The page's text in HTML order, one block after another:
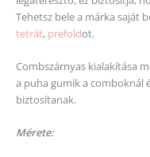
Tehetsz bele a márka saját
tetrát, prefoldot.
Combszárnyas kialakítása
a puha gumik a comboknál
biztosítanak.
Mérete: